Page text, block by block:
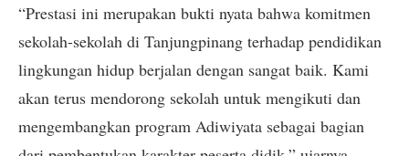
“Prestasi ini merupakan bukti nyata bahwa komitmen
sekolah-sekolah di Tanjungpinang terhadap pendidikan
lingkungan hidup berjalan dengan sangat baik. Kami
akan terus mendorong sekolah untuk mengikuti dan
mengembangkan program Adiwiyata sebagai bagian